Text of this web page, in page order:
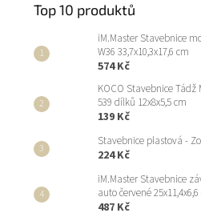
Top 10 produktů
iM.Master Stavebnice
W36 33,7x10,3x17,6 cm
574 Kč
KOCO Stavebnice Tádž
539 dílků 12x8x5,5 cm
139 Kč
Stavebnice plastová -
224 Kč
iM.Master Stavebnice
auto červené
487 Kč